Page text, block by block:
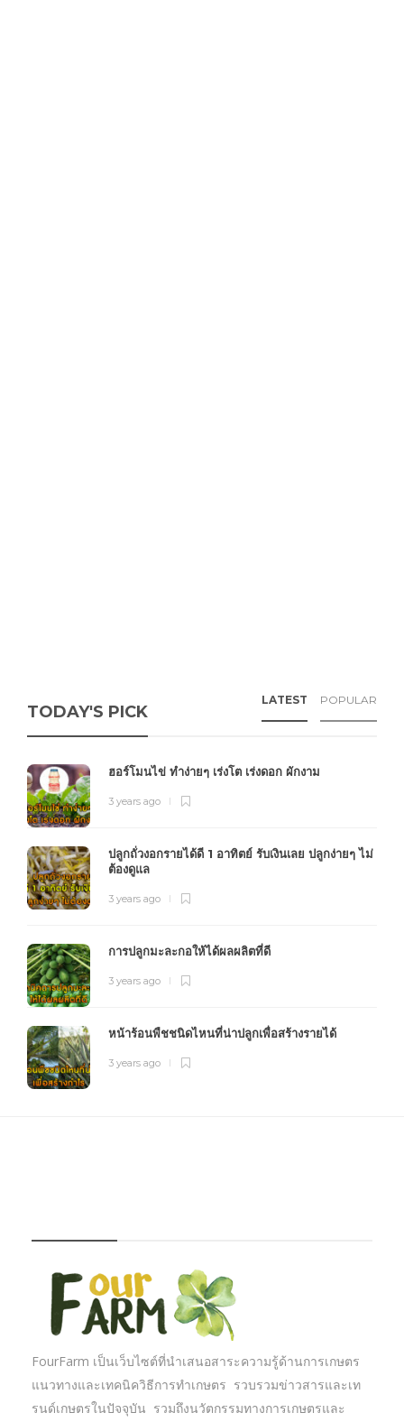
TODAY'S PICK
LATEST POPULAR
ฮอร์โมนไข่ ทำง่ายๆ เร่งโต เร่งดอก ผักงาม
3 years ago
ปลูกถั่วงอกรายได้ดี 1 อาทิตย์ รับเงินเลย ปลูกง่ายๆ ไม่
ต้องดูแล
3 years ago
การปลูกมะละกอให้ได้ผลผลิตที่ดี
3 years ago
หน้าร้อนพืชชนิดไหนที่น่าปลูกเพื่อสร้างรายได้
3 years ago
FourFarm เป็นเว็บไซต์ที่นำเสนอสาระความรู้ด้านการเกษตร
แนวทางและเทคนิควิธีการทำเกษตร รวบรวมข่าวสารและเท
รนด์เกษตรในปัจจุบัน รวมถึงนวัตกรรมทางการเกษตรและ